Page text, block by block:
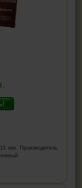
мм. Производитель